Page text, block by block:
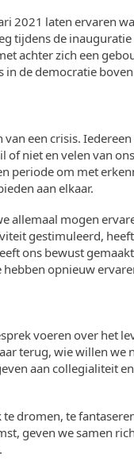
2021 laten ervaren
tijdens de
achter zich een
in de democratie
een crisis.
niet en velen van
periode om met
aan elkaar.
allemaal mogen
gestimuleerd,
ons bewust
hebben opnieuw
voeren over het
terug, wie willen we
aan collegialiteit
dromen, te
geven we samen